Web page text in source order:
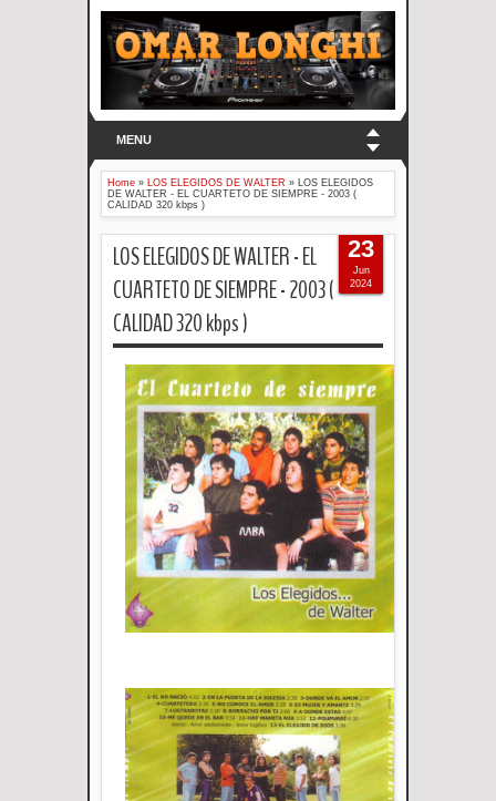
MENU
Home » LOS ELEGIDOS DE WALTER »
LOS ELEGIDOS
DE WALTER - EL CUARTETO DE SIEMPRE - 2003 (
CALIDAD 320 kbps )
LOS ELEGIDOS DE WALTER - EL
CUARTETO DE SIEMPRE - 2003 (
CALIDAD 320 kbps )
23
Jun
2024